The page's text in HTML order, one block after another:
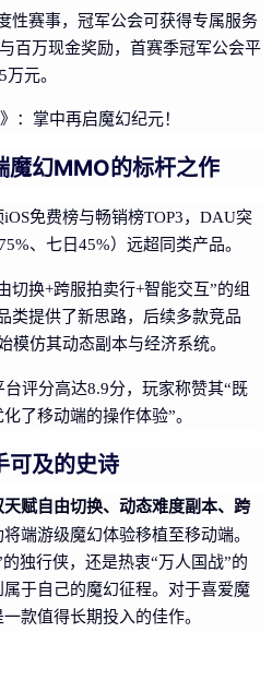
性赛事，冠军公会可获得专属服务
百万现金奖励，首赛季冠军公会平
元。
魔幻MMO的标杆之作
免费榜与畅销榜TOP3，DAU突
、七日45%）远超同类产品。
切换+跨服拍卖行+智能交互”的组
类提供了新思路，后续多款竞品
模仿其动态副本与经济系统。
台评分高达8.9分，玩家称赞其“既
了移动端的操作体验”。
可及的史诗
天赋自由切换、动态难度副本、跨
端游级魔幻体验移植至移动端。
独行侠，还是热衷“万人国战”的
于自己的魔幻征程。对于喜爱魔
款值得长期投入的佳作。